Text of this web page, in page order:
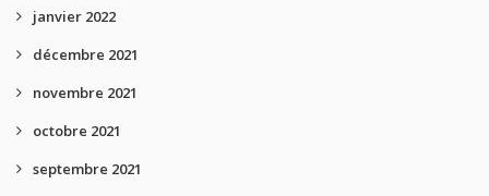
janvier 2022
décembre 2021
novembre 2021
octobre 2021
septembre 2021